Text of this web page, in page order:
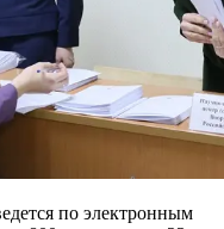
по электронным